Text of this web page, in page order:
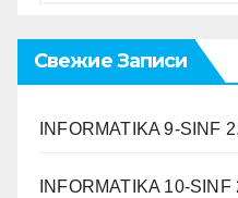
Свежие Записи
INFORMATIKA 9-SINF
INFORMATIKA 10-SINF